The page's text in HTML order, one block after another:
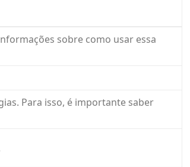
sobre como usar essa
Para isso, é importante saber